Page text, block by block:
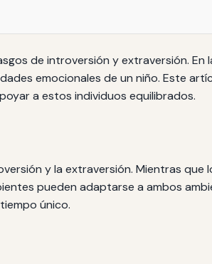
de introversión y extraversión. En
emocionales de un niño. Este
a estos individuos equilibrados.
y la extraversión. Mientras
pueden adaptarse a ambos
único.